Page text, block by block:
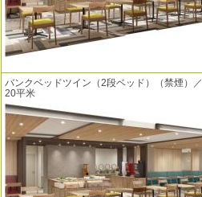
バンクベッドツイン（2段ベッド）（禁煙）／
20平米